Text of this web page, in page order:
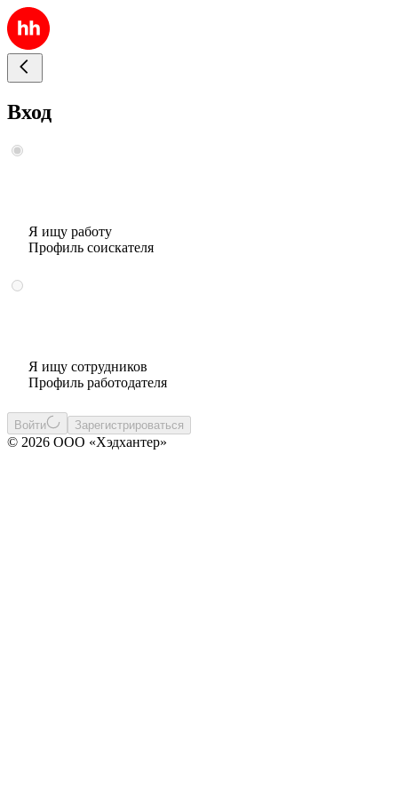
Вход
Я ищу работу
Профиль соискателя
Я ищу сотрудников
Профиль работодателя
Войти Зарегистрироваться
© 2026 ООО «Хэдхантер»